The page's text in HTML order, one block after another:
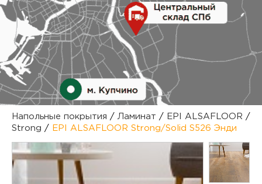
и
Напольные покрытия / Ламинат / EPI ALSAFLOOR /
Strong / EPI ALSAFLOOR Strong/Solid S526 Энди